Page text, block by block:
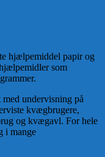
hjælpemiddel papir og
som
undervisning på
kvægbrugere,
og kvægavl. For hele
i mange